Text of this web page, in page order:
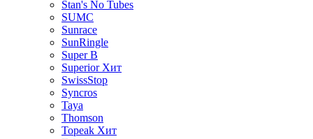
Stan's No Tubes
SUMC
Sunrace
SunRingle
Super B
Superior Хит
SwissStop
Syncros
Taya
Thomson
Topeak Хит